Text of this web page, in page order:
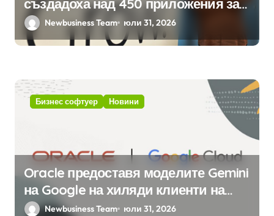
създадоха над 450 приложения за
ERP системата с помощта на
вградения в нея изкуствен
Newbusiness Team юли 31, 2026
Бизнес софтуер Новини
Oracle предоставя моделите Gemini
на Google на хиляди клиенти на
бизнес приложения
Newbusiness Team юли 31, 2026